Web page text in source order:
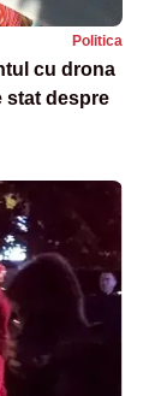
Politica
cu drona
stat despre